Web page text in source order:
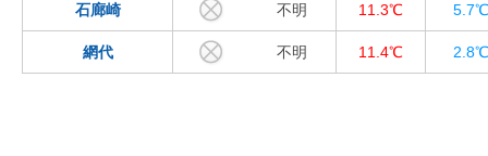
石廊崎 不明 11.3℃ 5.7℃
網代 不明 11.4℃ 2.8℃